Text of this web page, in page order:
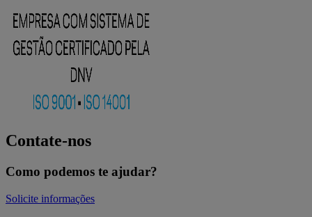
Contate-nos
Como podemos te ajudar?
Solicite informações